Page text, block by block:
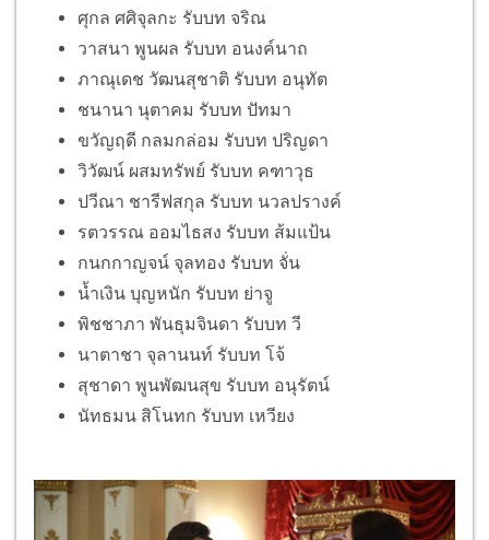
ศุกล ศศิจุลกะ รับบท จริณ
วาสนา พูนผล รับบท อนงค์นาถ
ภาณุเดช วัฒนสุชาติ รับบท อนุทัต
ชนานา นุตาคม รับบท ปัทมา
ขวัญฤดี กลมกล่อม รับบท ปริญดา
วิวัฒน์ ผสมทรัพย์ รับบท คฑาวุธ
ปวีณา ชารีฟสกุล รับบท นวลปรางค์
รตวรรณ ออมไธสง รับบท ส้มแป้น
กนกกาญจน์ จุลทอง รับบท จั่น
น้ำเงิน บุญหนัก รับบท ย่าจู
พิชชาภา พันธุมจินดา รับบท วี
นาตาชา จุลานนท์ รับบท โจ้
สุชาดา พูนพัฒนสุข รับบท อนุรัตน์
นัทธมน สิโนทก รับบท เหวียง